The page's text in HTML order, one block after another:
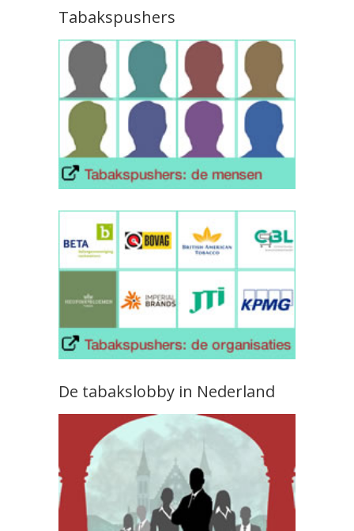
Tabakspushers
De tabakslobby in Nederland